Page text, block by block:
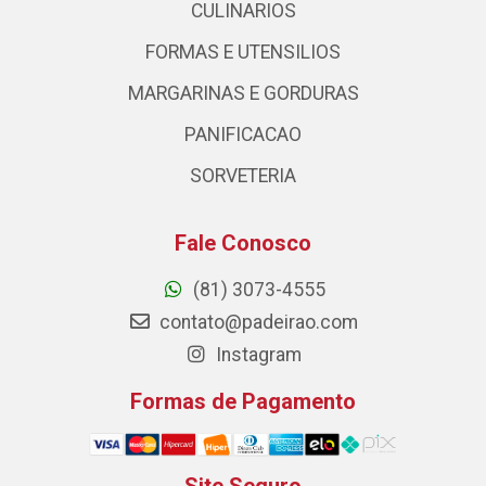
CULINARIOS
FORMAS E UTENSILIOS
MARGARINAS E GORDURAS
PANIFICACAO
SORVETERIA
Fale Conosco
(81) 3073-4555
contato@padeirao.com
Instagram
Formas de Pagamento